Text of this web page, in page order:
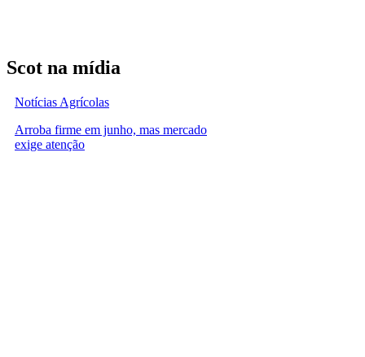
Scot na mídia
Notícias Agrícolas
Arroba firme em junho, mas mercado
exige atenção